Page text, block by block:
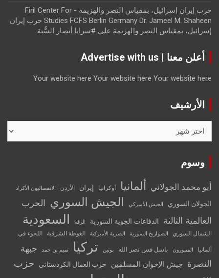
حرب إيران إسرائيل، بمقياس النصر والهزيمة - Firil Center For
Studies FCFS Berlin Germany Dr. Jameel M. Shaheen حرب إيران
إسرائيل، بمقياس النصر والهزيمة على #سرايا أنصار السُّنة
أعلن معنا | Advertise with us
Your website here Your website here Your website here
الأرشيف
وسوم
أبو محمد الجولاني ألمانيا أوكرانيا إيران الأردن الانفصاليون الأكراد
الجولان السوري الجيش الأميركي الجيش السوري الحرب
العالمية الثالثة
الدفاعات الجوية السورية الرقة السعودية
الشمال السوري الصواريخ السورية الضربة الأميركية الغوطة الشرقية اللجوء في
ألمانيا المتنورون باسل قس نصر الله بوتين تركيا تميم بن حمد
جبهة
النصرة
جيش الإخوان المسلمين حزب العمال الكردستاني
حزب